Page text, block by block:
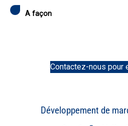
A façon
Contactez-nous pour
Développement de